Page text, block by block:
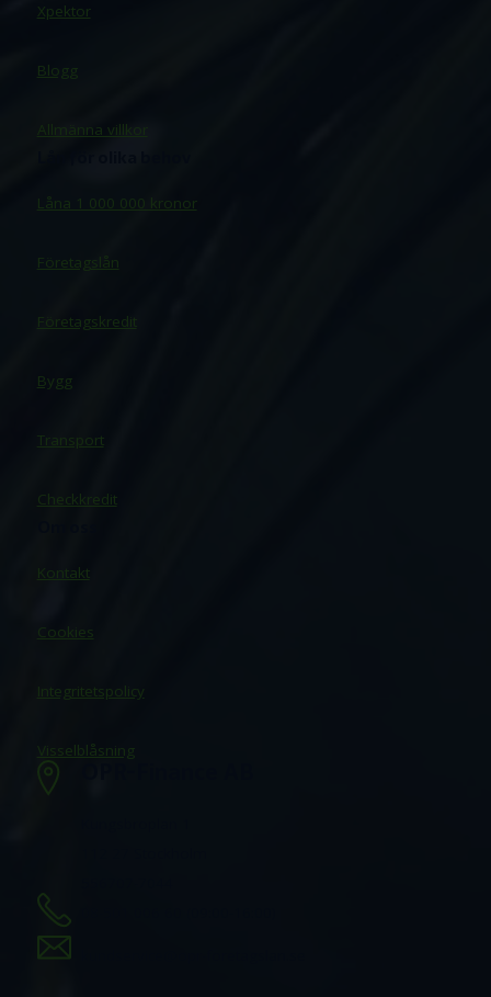
Xpektor
Blogg
Allmänna villkor
Låna 1 000 000 kronor
Företagslån
Företagskredit
Bygg
Transport
Checkkredit
Kontakt
Cookies
Integritetspolicy
Visselblåsning